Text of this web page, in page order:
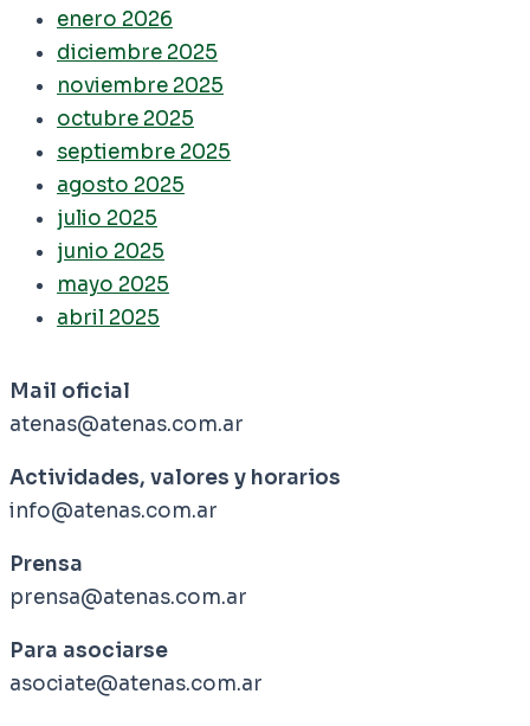
enero 2026
diciembre 2025
noviembre 2025
octubre 2025
septiembre 2025
agosto 2025
julio 2025
junio 2025
mayo 2025
abril 2025
Mail oficial
atenas@atenas.com.ar
Actividades, valores y horarios
info@atenas.com.ar
Prensa
prensa@atenas.com.ar
Para asociarse
asociate@atenas.com.ar